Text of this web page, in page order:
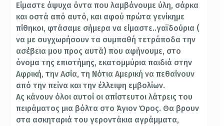
Είμαστε άψυχα όντα που λαμβάνουμε ύλη, σάρκα
και οστά από αυτό, και αφού πρώτα γενίκημε
πίθηκοι, φτάσαμε σήμερα να είμαστε..γαϊδούρια (
να με συγχωρήσουν τα συμπαθή τετράποδα την
ασέβεια μου προς αυτά) που αφήνουμε, στο
όνομα της επιστήμης, εκατομμύρια παιδιά στην
Αφρική, την Ασία, τη Νότια Αμερική να πεθαίνουν
από την πείνα και την έλλειψη εμβολίων.
Ας κάνουν όλοι αυτοί οι απίστευτοι λάτρεις του
πειράματος μια βόλτα στο Άγιον Όρος. Θα βρουν
στα ασκηταριά του γεροντάκια αγράμματα,